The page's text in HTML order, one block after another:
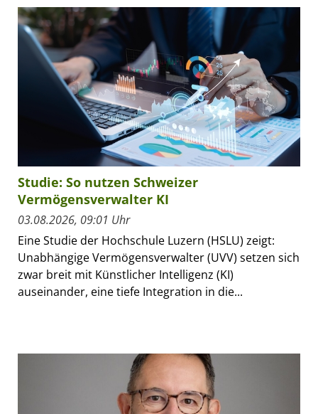
Studie: So nutzen Schweizer
Vermögensverwalter KI
03.08.2026, 09:01 Uhr
Eine Studie der Hochschule Luzern (HSLU) zeigt:
Unabhängige Vermögensverwalter (UVV) setzen sich
zwar breit mit Künstlicher Intelligenz (KI)
auseinander, eine tiefe Integration in die...